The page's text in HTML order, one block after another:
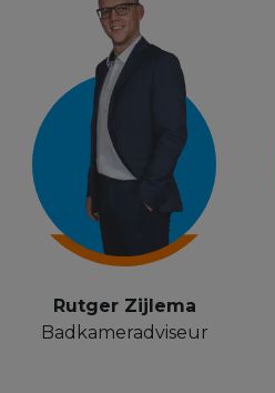
Rutger Zijlema
Badkameradviseur